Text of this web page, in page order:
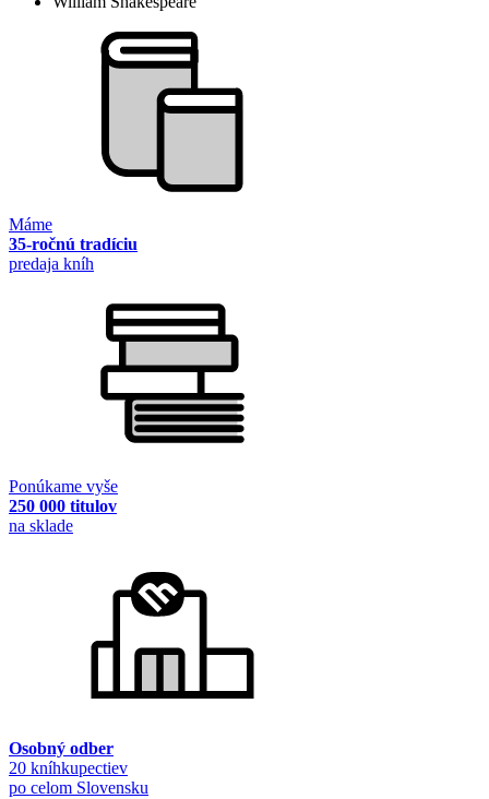
Máme
35-ročnú tradíciu
predaja kníh
Ponúkame vyše
250 000 titulov
na sklade
Osobný odber
20 kníhkupectiev
po celom Slovensku